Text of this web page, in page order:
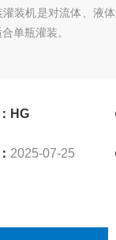
灌装机是对流体、液
单瓶灌装。
HG
2025-07-25